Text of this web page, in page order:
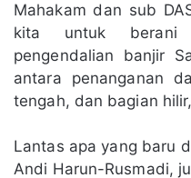
Mahakam dan sub
kita untuk berani
pengendalian banjir
antara penanganan
tengah, dan bagian
Lantas apa yang baru
Andi Harun-Rusmadi,